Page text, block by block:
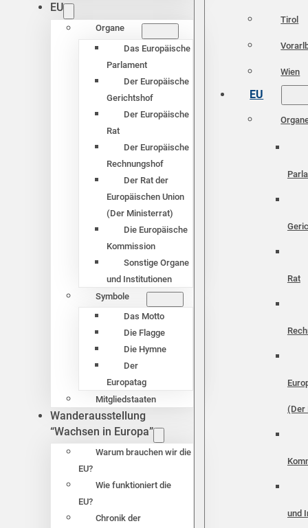
EU
Organe
Das Europäische
Parlament
Der Europäische
Gerichtshof
Der Europäische
Rat
Der Europäische
Rechnungshof
Der Rat der
Europäischen Union
(Der Ministerrat)
Die Europäische
Kommission
Sonstige Organe
und Institutionen
Symbole
Das Motto
Die Flagge
Die Hymne
Der
Europatag
Mitgliedstaaten
Wanderausstellung
“Wachsen in Europa”
Warum brauchen wir die
EU?
Wie funktioniert die
EU?
Chronik der
Tirol
Wien
EU
Rat
(Der
und